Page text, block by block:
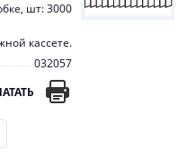
шт: 3000
кассете.
032057